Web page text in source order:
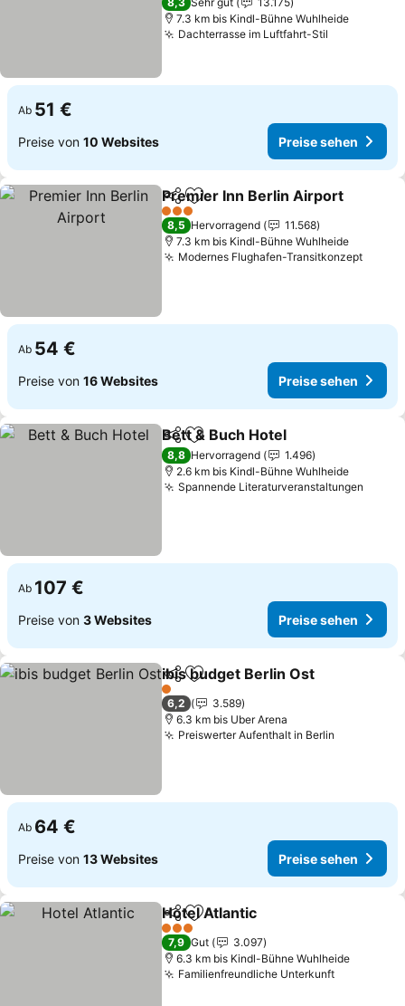
7.3 km bis Kindl-Bühne Wuhlheide
Dachterrasse im Luftfahrt-Stil
Ab 51 €
Preise von 10 Websites Preise sehen
TeilenZu Favoriten hinzufügen
Premier Inn Berlin Airport
3 Sterne
8,5 Hervorragend
11.568
7.3 km bis Kindl-Bühne Wuhlheide
Modernes Flughafen-Transitkonzept
Ab 54 €
Preise von 16 Websites Preise sehen
TeilenZu Favoriten hinzufügen
Bett & Buch Hotel
8,8 Hervorragend
1.496
2.6 km bis Kindl-Bühne Wuhlheide
Spannende Literaturveranstaltungen
Ab 107 €
Preise von 3 Websites Preise sehen
TeilenZu Favoriten hinzufügen
ibis budget Berlin Ost
1 Sterne
6,2
3.589
6.3 km bis Uber Arena
Preiswerter Aufenthalt in Berlin
Ab 64 €
Preise von 13 Websites Preise sehen
TeilenZu Favoriten hinzufügen
Hotel Atlantic
3 Sterne
7,9 Gut
3.097
6.3 km bis Kindl-Bühne Wuhlheide
Familienfreundliche UnterkunftPreise